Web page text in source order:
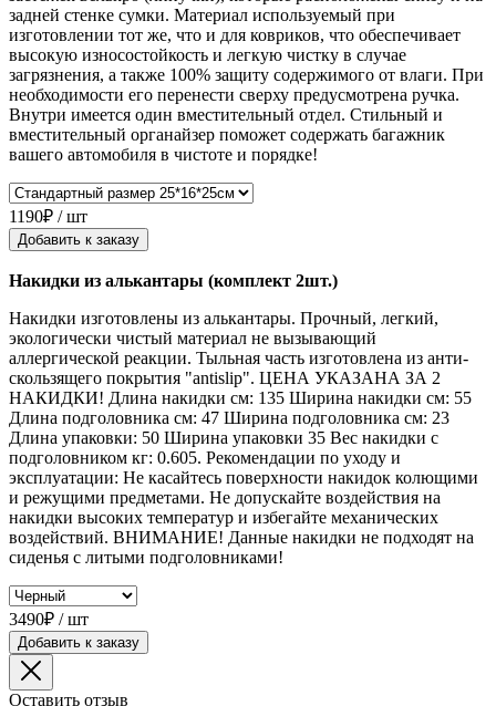
задней стенке сумки. Материал используемый при
изготовлении тот же, что и для ковриков, что обеспечивает
высокую износостойкость и легкую чистку в случае
загрязнения, а также 100% защиту содержимого от влаги. При
необходимости его перенести сверху предусмотрена ручка.
Внутри имеется один вместительный отдел. Стильный и
вместительный органайзер поможет содержать багажник
вашего автомобиля в чистоте и порядке!
1190₽ / шт
Добавить к заказу
Накидки из алькантары (комплект 2шт.)
Накидки изготовлены из алькантары. Прочный, легкий,
экологически чистый материал не вызывающий
аллергической реакции. Тыльная часть изготовлена из анти-
скользящего покрытия "antislip". ЦЕНА УКАЗАНА ЗА 2
НАКИДКИ! Длина накидки см: 135 Ширина накидки см: 55
Длина подголовника см: 47 Ширина подголовника см: 23
Длина упаковки: 50 Ширина упаковки 35 Вес накидки с
подголовником кг: 0.605. Рекомендации по уходу и
эксплуатации: Не касайтесь поверхности накидок колющими
и режущими предметами. Не допускайте воздействия на
накидки высоких температур и избегайте механических
воздействий. ВНИМАНИЕ! Данные накидки не подходят на
сиденья с литыми подголовниками!
3490₽ / шт
Добавить к заказу
Оставить отзыв